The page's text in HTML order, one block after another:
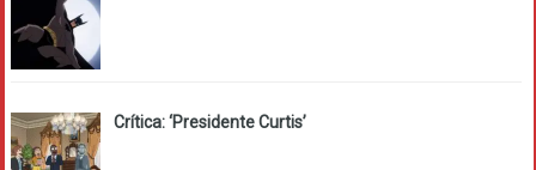
Crítica: ‘Presidente Curtis’